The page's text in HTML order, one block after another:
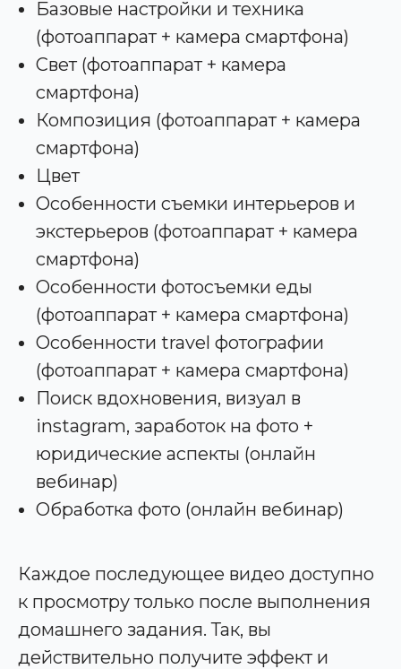
Базовые настройки и техника
(фотоаппарат + камера смартфона)
Свет (фотоаппарат + камера
смартфона)
Композиция (фотоаппарат + камера
смартфона)
Цвет
Особенности съемки интерьеров и
экстерьеров (фотоаппарат + камера
смартфона)
Особенности фотосъемки еды
(фотоаппарат + камера смартфона)
Особенности travel фотографии
(фотоаппарат + камера смартфона)
Поиск вдохновения, визуал в
instagram, заработок на фото +
юридические аспекты (онлайн
вебинар)
Обработка фото (онлайн вебинар)
Каждое последующее видео доступно
к просмотру только после выполнения
домашнего задания. Так, вы
действительно получите эффект и